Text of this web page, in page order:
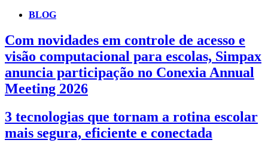
BLOG
Com novidades em controle de acesso e
visão computacional para escolas, Simpax
anuncia participação no Conexia Annual
Meeting 2026
3 tecnologias que tornam a rotina escolar
mais segura, eficiente e conectada